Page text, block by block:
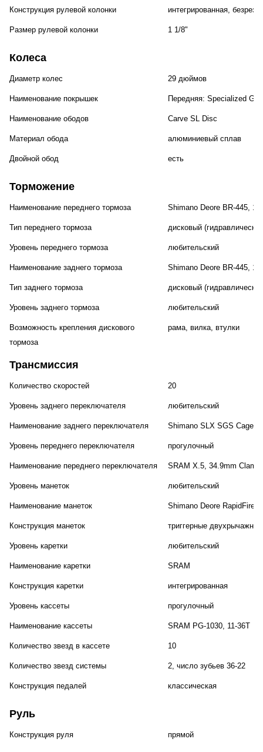
Конструкция рулевой колонки интегрированная,
Размер рулевой колонки 1 1/8"
Колеса
Диаметр колес 29 дюймов
Наименование покрышек Передняя: Specialized
Наименование ободов Carve SL Disc
Материал обода алюминиевый сплав
Двойной обод есть
Торможение
Наименование переднего тормоза Shimano Deore BR-445,
Тип переднего тормоза дисковый
Уровень переднего тормоза любительский
Наименование заднего тормоза Shimano Deore BR-445,
Тип заднего тормоза дисковый
Уровень заднего тормоза любительский
Возможность крепления дискового
тормоза
рама, вилка, втулки
Трансмиссия
Количество скоростей 20
Уровень заднего переключателя любительский
Наименование заднего переключателя Shimano SLX SGS Cage
Уровень переднего переключателя прогулочный
Наименование переднего переключателя SRAM X.5, 34.9mm Clamp
Уровень манеток любительский
Наименование манеток Shimano Deore RapidFire
Конструкция манеток триггерные двухрычажные
Уровень каретки любительский
Наименование каретки SRAM
Конструкция каретки интегрированная
Уровень кассеты прогулочный
Наименование кассеты SRAM PG-1030, 11-36T
Количество звезд в кассете 10
Количество звезд системы 2, число зубьев 36-22
Конструкция педалей классическая
Руль
Конструкция руля прямой